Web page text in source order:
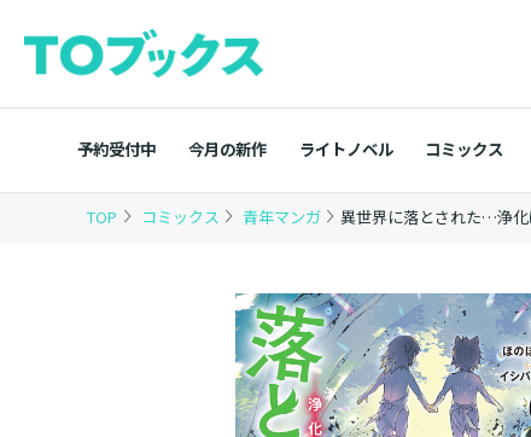
予約受付中 今月の新作 ライトノベル コミックス
TOP コミックス 青年マンガ 異世界に落とされた…浄化